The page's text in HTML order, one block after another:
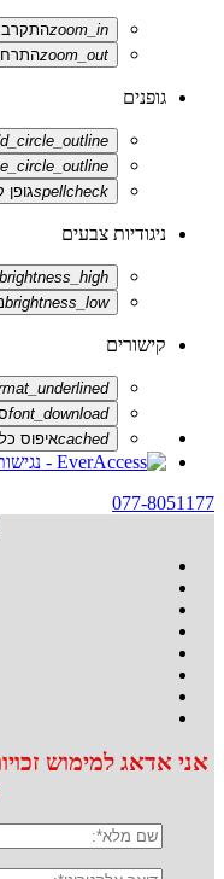
zoom_inהתקרב
zoom_out
גופנים
spellcheckגופן
ניגודיות צבעים
brightness_high
brightness_low
קישורים
font_download
cachedאיפוס
077-8051177
אני אדאג למימוש